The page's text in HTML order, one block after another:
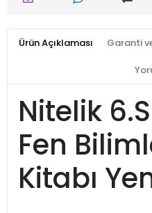
Ürün Açıklaması Garanti
Nitelik
Fen
Kitabı